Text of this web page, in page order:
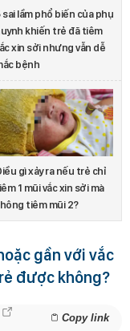
sai lầm phổ biến của phụ
khiến trẻ đã tiêm
xin sởi nhưng vẫn dễ
bệnh
gì xảy ra nếu trẻ chỉ
1 mũi vắc xin sởi mà
tiêm mũi 2?
gần với vắc
được không?
Copy link